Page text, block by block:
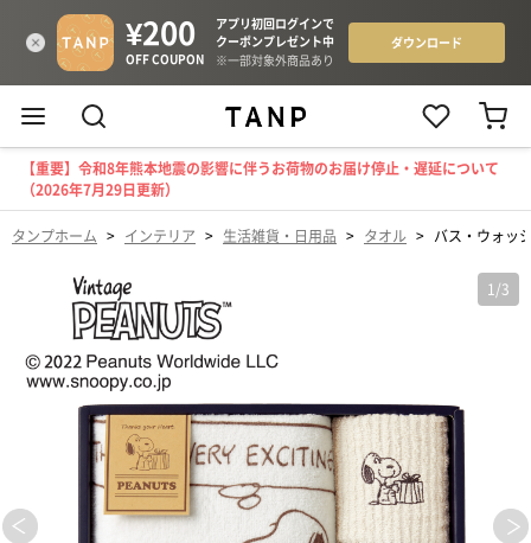
【重要】令和8年熊本地震の影響に伴うお荷物のお届け停止・遅延について
（2026年7月29日更新）
タンプホーム > インテリア > 生活雑貨・日用品 > タオル > バス・ウォッ
1 /3